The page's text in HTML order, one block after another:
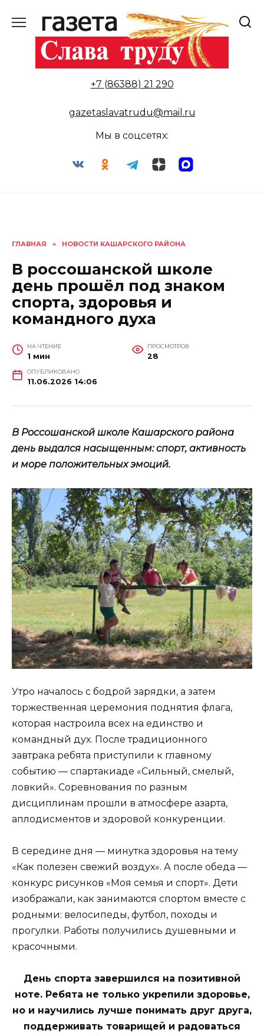
содержанию
+7 (86388) 21 290
gazetaslavatrudu@mail.ru
Мы в соцсетях:
ГЛАВНАЯ » НОВОСТИ КАШАРСКОГО РАЙОНА
В россошанской школе
день прошёл под знаком
спорта, здоровья и
командного духа
НА ЧТЕНИЕ
1 мин
ПРОСМОТРОВ
28
ОПУБЛИКОВАНО
11.06.2026 14:06
В Россошанской школе Кашарского района
день выдался насыщенным: спорт, активность
и море положительных эмоций.
Утро началось с бодрой зарядки, а затем
торжественная церемония поднятия флага,
которая настроила всех на единство и
командный дух. После традиционного
завтрака ребята приступили к главному
событию — спартакиаде «Сильный, смелый,
ловкий». Соревнования по разным
дисциплинам прошли в атмосфере азарта,
аплодисментов и здоровой конкуренции.
В середине дня — минутка здоровья на тему
«Как полезен свежий воздух». А после обеда —
конкурс рисунков «Моя семья и спорт». Дети
изображали, как занимаются спортом вместе с
родными: велосипеды, футбол, походы и
прогулки. Работы получились душевными и
красочными.
День спорта завершился на позитивной
ноте. Ребята не только укрепили здоровье,
но и научились лучше понимать друг друга,
поддерживать товарищей и радоваться